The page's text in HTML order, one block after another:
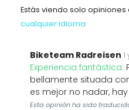
Estás viendo solo opiniones
cualquier idioma
Biketeam Radreisen
Experiencia fantástica:
bellamente situada
es mejor no nadar,
Esta opinión ha sido